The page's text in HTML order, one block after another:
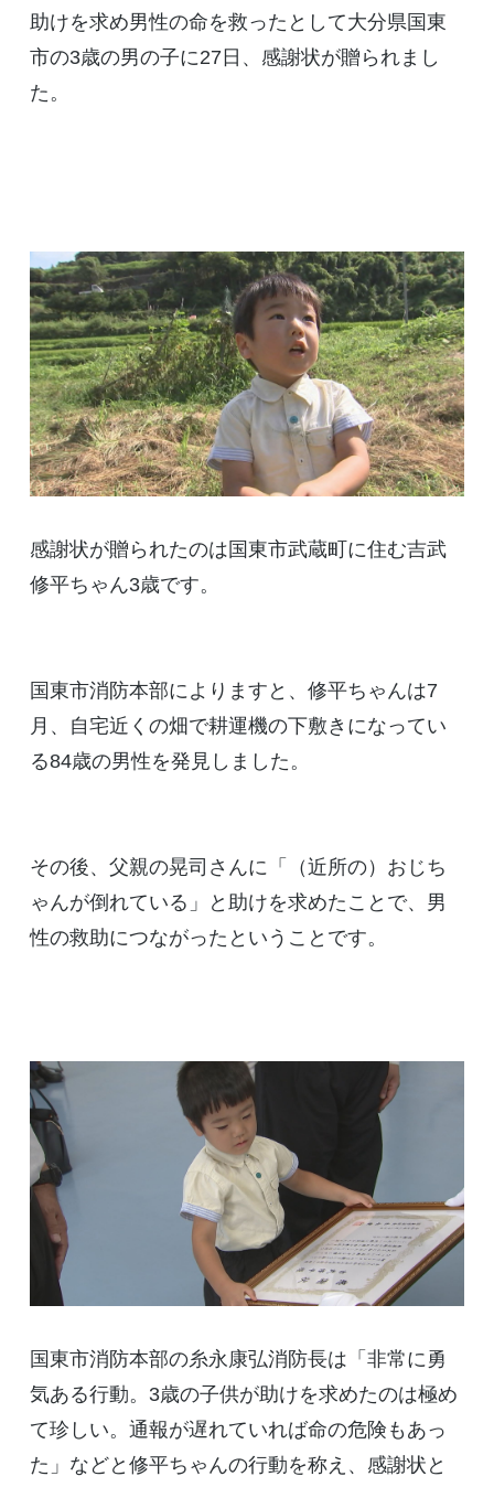
助けを求め男性の命を救ったとして大分県国東
市の3歳の男の子に27日、感謝状が贈られまし
た。
感謝状が贈られたのは国東市武蔵町に住む吉武
修平ちゃん3歳です。
国東市消防本部によりますと、修平ちゃんは7
月、自宅近くの畑で耕運機の下敷きになってい
る84歳の男性を発見しました。
その後、父親の晃司さんに「（近所の）おじち
ゃんが倒れている」と助けを求めたことで、男
性の救助につながったということです。
国東市消防本部の糸永康弘消防長は「非常に勇
気ある行動。3歳の子供が助けを求めたのは極め
て珍しい。通報が遅れていれば命の危険もあっ
た」などと修平ちゃんの行動を称え、感謝状と